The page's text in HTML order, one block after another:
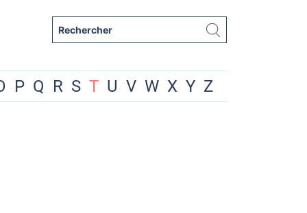
P Q R S T U V W X Y Z